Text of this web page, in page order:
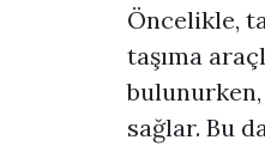
Öncelikle,
taşıma
sağlar. Bu